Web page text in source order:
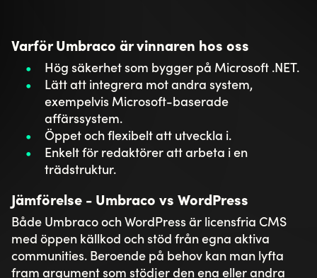
För företag som vill ha ett stabilt och säkert CMS
som går att växa i och utöka med mer
funktionalitet är Umbraco ett bättre alternativ
jämfört med WordPress. För oss faller därför valet
på Umbraco eftersom det är ett renodlat CMS med
öppna möjligheter jämfört med WordPress som är
utvecklat som en bloggplattform.
Toxic är störst på Umbraco i Norden och har byggt
Partner vilket är den högsta parnterstatusen hos
Umbraco. Det innebär att vi har erfarenheten och
kunskapen som krävs för att bygga webbsidor som
adderar värde för dig som kund.